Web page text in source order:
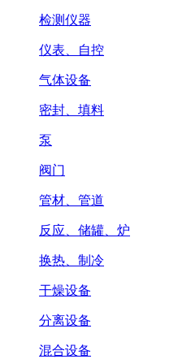
检测仪器
仪表、自控
气体设备
密封、填料
泵
阀门
管材、管道
反应、储罐、炉
换热、制冷
干燥设备
分离设备
混合设备